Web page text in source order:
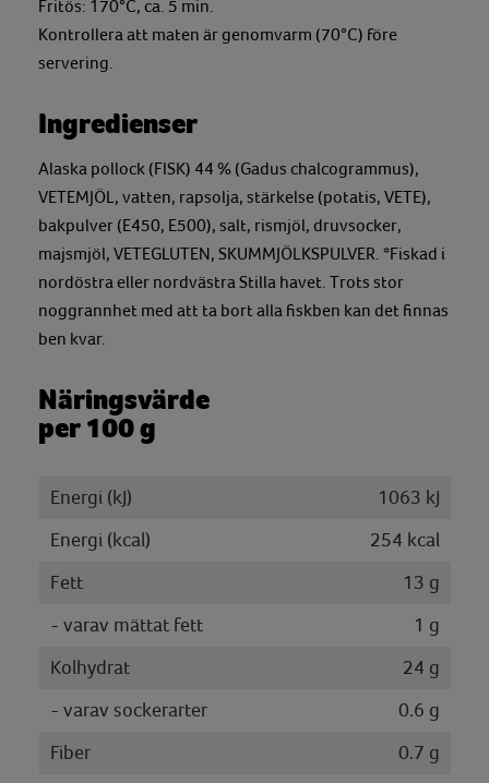
Fritös: 170°C, ca. 5 min.
Kontrollera att maten är genomvarm (70°C) före
servering.
Ingredienser
Alaska pollock (FISK) 44 % (Gadus chalcogrammus),
VETEMJÖL, vatten, rapsolja, stärkelse (potatis, VETE),
bakpulver (E450, E500), salt, rismjöl, druvsocker,
majsmjöl, VETEGLUTEN, SKUMMJÖLKSPULVER. *Fiskad i
nordöstra eller nordvästra Stilla havet. Trots stor
noggrannhet med att ta bort alla fiskben kan det finnas
ben kvar.
Näringsvärde
per 100 g
Energi (kJ)
1063 kJ
Energi (kcal)
254 kcal
Fett
13 g
- varav mättat fett
1 g
Kolhydrat
24 g
- varav sockerarter
0.6 g
Fiber
0.7 g